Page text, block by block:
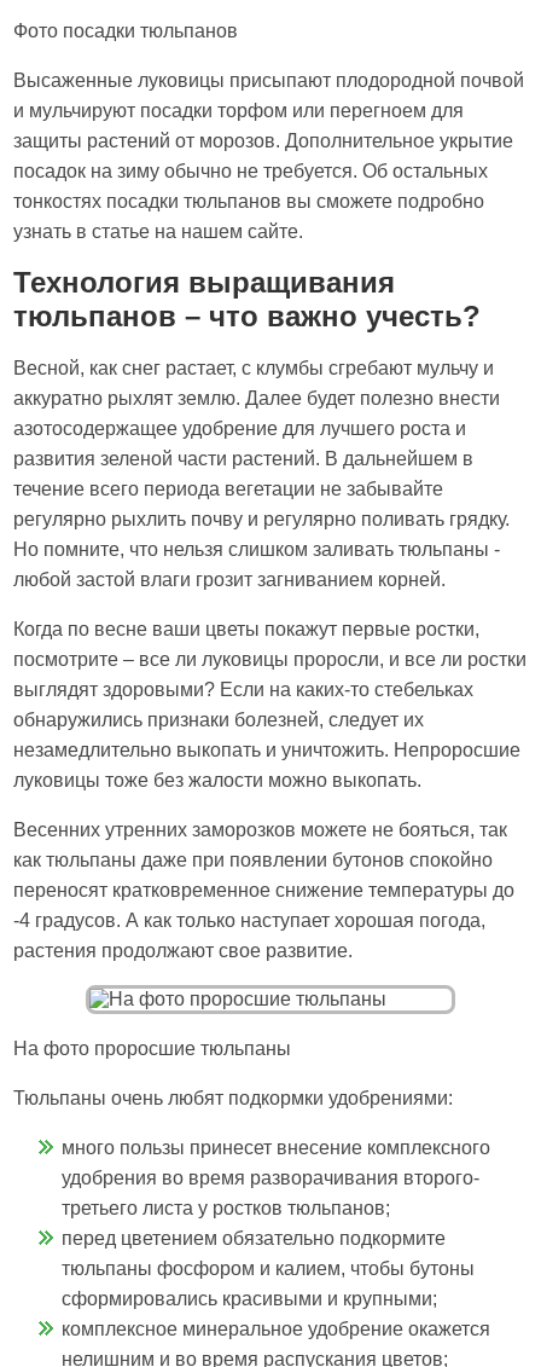
Фото посадки тюльпанов
Высаженные луковицы присыпают плодородной почвой
и мульчируют посадки торфом или перегноем для
защиты растений от морозов. Дополнительное укрытие
посадок на зиму обычно не требуется. Об остальных
тонкостях посадки тюльпанов вы сможете подробно
узнать в статье на нашем сайте.
Технология выращивания
тюльпанов – что важно учесть?
Весной, как снег растает, с клумбы сгребают мульчу и
аккуратно рыхлят землю. Далее будет полезно внести
азотосодержащее удобрение для лучшего роста и
развития зеленой части растений. В дальнейшем в
течение всего периода вегетации не забывайте
регулярно рыхлить почву и регулярно поливать грядку.
Но помните, что нельзя слишком заливать тюльпаны -
любой застой влаги грозит загниванием корней.
Когда по весне ваши цветы покажут первые ростки,
посмотрите – все ли луковицы проросли, и все ли ростки
выглядят здоровыми? Если на каких-то стебельках
обнаружились признаки болезней, следует их
незамедлительно выкопать и уничтожить. Непроросшие
луковицы тоже без жалости можно выкопать.
Весенних утренних заморозков можете не бояться, так
как тюльпаны даже при появлении бутонов спокойно
переносят кратковременное снижение температуры до
-4 градусов. А как только наступает хорошая погода,
растения продолжают свое развитие.
На фото проросшие тюльпаны
Тюльпаны очень любят подкормки удобрениями:
много пользы принесет внесение комплексного
удобрения во время разворачивания второго-
третьего листа у ростков тюльпанов;
перед цветением обязательно подкормите
тюльпаны фосфором и калием, чтобы бутоны
сформировались красивыми и крупными;
комплексное минеральное удобрение окажется
нелишним и во время распускания цветов;